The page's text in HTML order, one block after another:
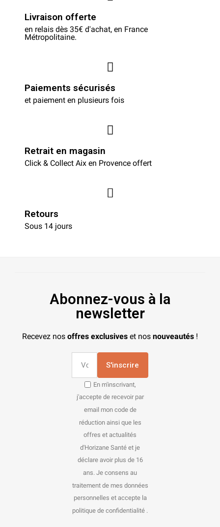
Livraison offerte
en relais dès 35€ d'achat, en France
Métropolitaine.
Paiements sécurisés
et paiement en plusieurs fois
Retrait en magasin
Click & Collect Aix en Provence offert
Retours
Sous 14 jours
Abonnez-vous à la
newsletter
Recevez nos offres exclusives et nos nouveautés !
S'inscrire
En m'inscrivant,
j'accepte de recevoir par
email mon code de
réduction ainsi que les
offres et actualités
d'Horizane Santé et je
déclare avoir plus de 16
ans. Je consens au
traitement de mes données
personnelles et accepte la
politique de confidentialité .